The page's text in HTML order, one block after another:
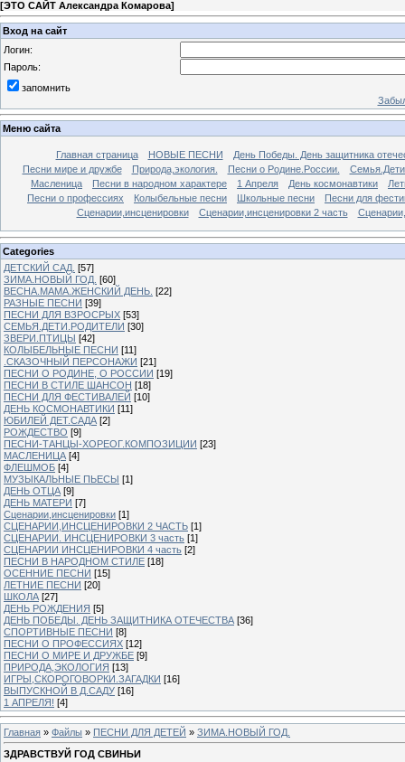
[ЭТО САЙТ Александра Комарова]
Вход на сайт
Логин:
Пароль:
запомнить
Меню сайта
Главная страница НОВЫЕ ПЕСНИ
День Победы. День защитника
Песни мире и дружбе
Природа,экология. Песни о Родине.России.
Масленица
Песни в народном характере 1 Апреля День космонавтики
Песни о профессиях
Колыбельные песни Школьные песни
Песни для
Сценарии,инсценировки
Сценарии,инсценировки 2 часть
Categories
ДЕТСКИЙ САД. [57]
ЗИМА.НОВЫЙ ГОД. [60]
ВЕСНА.МАМА.ЖЕНСКИЙ ДЕНЬ. [22]
РАЗНЫЕ ПЕСНИ [39]
ПЕСНИ ДЛЯ ВЗРОСРЫХ [53]
СЕМЬЯ.ДЕТИ.РОДИТЕЛИ [30]
ЗВЕРИ.ПТИЦЫ [42]
КОЛЫБЕЛЬНЫЕ ПЕСНИ [11]
.СКАЗОЧНЫЙ ПЕРСОНАЖИ [21]
ПЕСНИ О РОДИНЕ, О РОССИИ [19]
ПЕСНИ В СТИЛЕ ШАНСОН [18]
ПЕСНИ ДЛЯ ФЕСТИВАЛЕЙ [10]
ДЕНЬ КОСМОНАВТИКИ [11]
ЮБИЛЕЙ ДЕТ.САДА [2]
РОЖДЕСТВО [9]
ПЕСНИ-ТАНЦЫ-ХОРЕОГ.КОМПОЗИЦИИ [23]
МАСЛЕНИЦА [4]
ФЛЕШМОБ [4]
МУЗЫКАЛЬНЫЕ ПЬЕСЫ [1]
ДЕНЬ ОТЦА [9]
ДЕНЬ МАТЕРИ [7]
Сценарии,инсценировки [1]
СЦЕНАРИИ,ИНСЦЕНИРОВКИ 2 ЧАСТЬ [1]
СЦЕНАРИИ. ИНСЦЕНИРОВКИ 3 часть [1]
СЦЕНАРИИ ИНСЦЕНИРОВКИ 4 часть [2]
ПЕСНИ В НАРОДНОМ СТИЛЕ [18]
ОСЕННИЕ ПЕСНИ [15]
ЛЕТНИЕ ПЕСНИ [20]
ШКОЛА [27]
ДЕНЬ РОЖДЕНИЯ [5]
ДЕНЬ ПОБЕДЫ. ДЕНЬ ЗАЩИТНИКА ОТЕЧЕСТВА [36]
СПОРТИВНЫЕ ПЕСНИ [8]
ПЕСНИ О ПРОФЕССИЯХ [12]
ПЕСНИ О МИРЕ И ДРУЖБЕ [9]
ПРИРОДА,ЭКОЛОГИЯ [13]
ИГРЫ,СКОРОГОВОРКИ.ЗАГАДКИ [16]
ВЫПУСКНОЙ В Д.САДУ [16]
1 АПРЕЛЯ! [4]
Главная » Файлы » ПЕСНИ ДЛЯ ДЕТЕЙ » ЗИМА.НОВЫЙ ГОД.
ЗДРАВСТВУЙ ГОД СВИНЬИ